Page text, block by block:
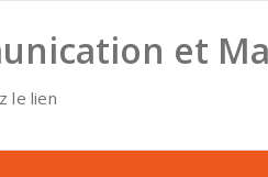
et
le lien